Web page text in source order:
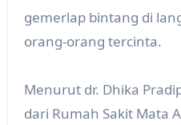
gemerlap bintang di
orang-orang tercinta.
Menurut dr. Dhika
dari Rumah Sakit Mata